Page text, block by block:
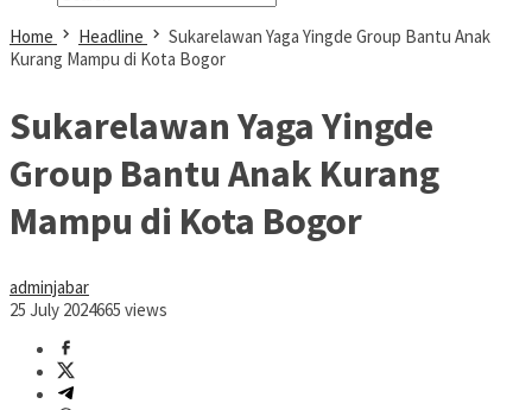
Home Headline
Sukarelawan Yaga Yingde Group Bantu Anak
Kurang Mampu di Kota Bogor
Sukarelawan Yaga Yingde
Group Bantu Anak Kurang
Mampu di Kota Bogor
adminjabar
25 July 2024665 views